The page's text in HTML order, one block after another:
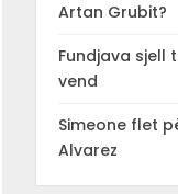
Artan Grubit?
Fundjava
vend
Simeone flet
Alvarez